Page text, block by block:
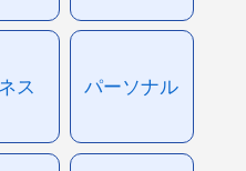
ス パーソナル